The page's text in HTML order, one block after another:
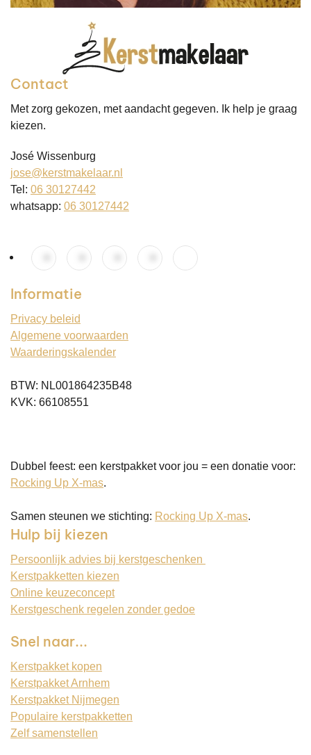
Contact
Met zorg gekozen, met aandacht gegeven. Ik help je graag
kiezen.
José Wissenburg
jose@kerstmakelaar.nl
Tel: 06 30127442
whatsapp: 06 30127442
Informatie
Privacy beleid
Algemene voorwaarden
Waarderingskalender
BTW: NL001864235B48
KVK: 66108551
Dubbel feest: een kerstpakket voor jou = een donatie voor:
Rocking Up X-mas.
Samen steunen we stichting: Rocking Up X-mas.
Hulp bij kiezen
Persoonlijk advies bij kerstgeschenken
Kerstpakketten kiezen
Online keuzeconcept
Kerstgeschenk regelen zonder gedoe
Snel naar...
Kerstpakket kopen
Kerstpakket Arnhem
Kerstpakket Nijmegen
Populaire kerstpakketten
Zelf samenstellen